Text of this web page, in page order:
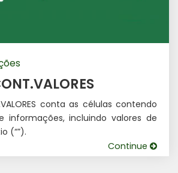
conta as células contendo
informações, incluindo valores de
(“”).
Continue